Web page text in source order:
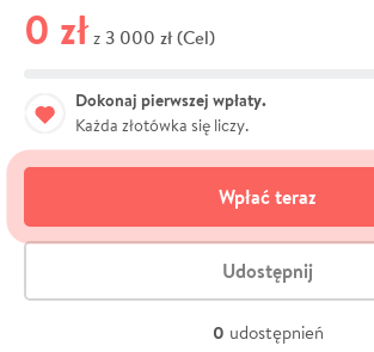
0 zł z 3 000 zł (Cel)
Dokonaj pierwszej wpłaty.
Każda złotówka się liczy.
Wpłać teraz
Udostępnij
0 udostępnień